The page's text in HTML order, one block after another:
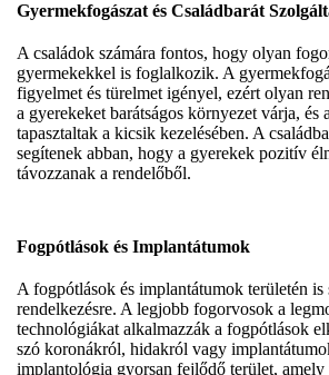
Gyermekfogászat és Családbarát
A családok számára fontos, hogy olyan
gyermekekkel is foglalkozik. A
figyelmet és türelmet igényel, ezért olyan
a gyerekeket barátságos környezet várja, és
tapasztaltak a kicsik kezelésében. A
segítenek abban, hogy a gyerekek pozitív
távozzanak a rendelőből.
Fogpótlások és Implantátumok
A fogpótlások és implantátumok területén is
rendelkezésre. A legjobb fogorvosok a
technológiákat alkalmazzák a fogpótlások
szó koronákról, hidakról vagy
implantológia gyorsan fejlődő terület, amely